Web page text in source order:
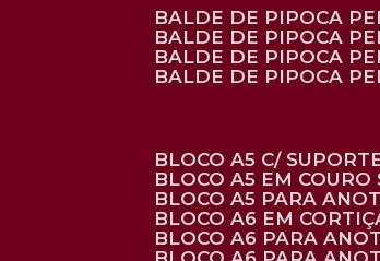
BALDE DE PIPOCA
BALDE DE PIPOCA
BALDE DE PIPOCA
BALDE DE PIPOCA
BLOCO A5 C/
BLOCO A5 EM
BLOCO A5 PARA
BLOCO A6 EM
BLOCO A6 PARA